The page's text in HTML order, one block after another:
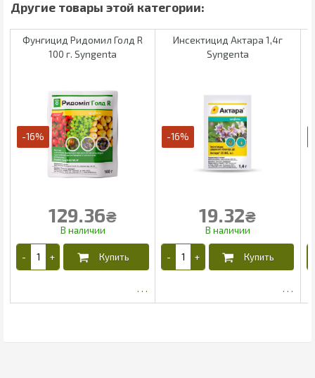
Фунгицид Ридомил Голд R
100 г. Syngenta
-16%
129.36₴
Инсектицид Актара 1,4г
Syngenta
-16%
19.32₴